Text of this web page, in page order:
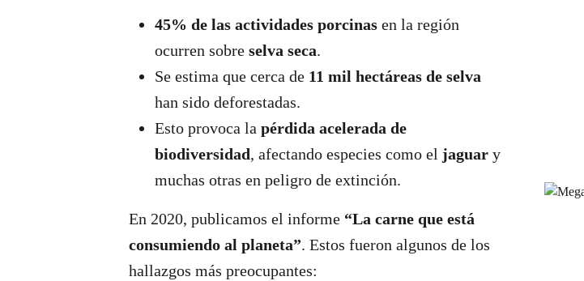
45% de las actividades porcinasen la región
ocurren sobre selva seca.
Se estima que cerca de 11 mil hectáreas de selva
han sido deforestadas.
Esto provoca la pérdida acelerada de
biodiversidad, afectando especies como el jaguary
muchas otras en peligro de extinción.
En 2020, publicamos el informe “La carne que está
consumiendo al planeta”. Estos fueron algunos de los
hallazgos más preocupantes: